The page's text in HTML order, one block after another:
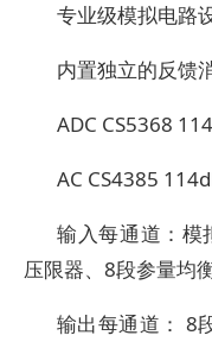
专业级模拟电路
内置独立的反馈
ADC CS5368
AC CS4385
输入每通道：模
压限器、8段参量均
输出每通道： 8